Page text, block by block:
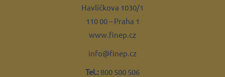
Havlíčkova 1030/1
110 00 – Praha 1
www.finep.cz
info@finep.cz
Tel.: 800 500 506